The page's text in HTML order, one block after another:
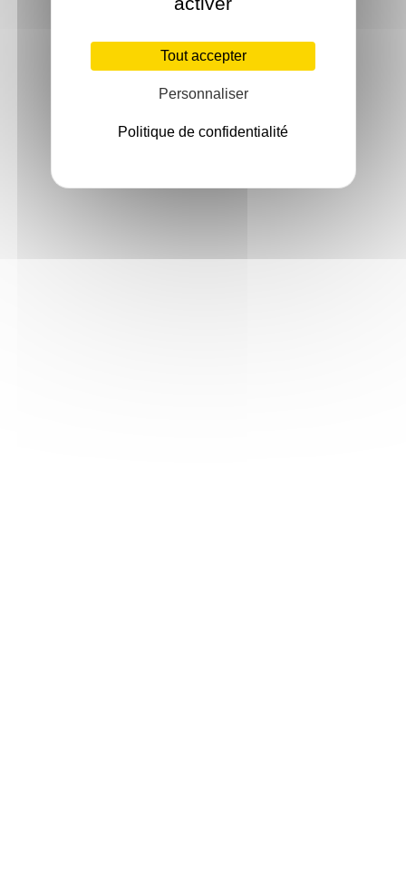
Tout accepter
Personnaliser
Politique de confidentialité